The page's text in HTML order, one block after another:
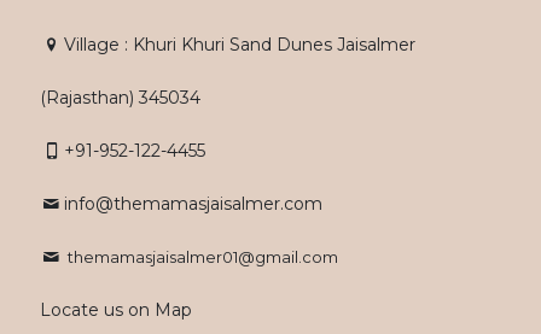
Village : Khuri Khuri Sand Dunes Jaisalmer
(Rajasthan) 345034
+91-952-122-4455
info@themamasjaisalmer.com
themamasjaisalmer01@gmail.com
Locate us on Map